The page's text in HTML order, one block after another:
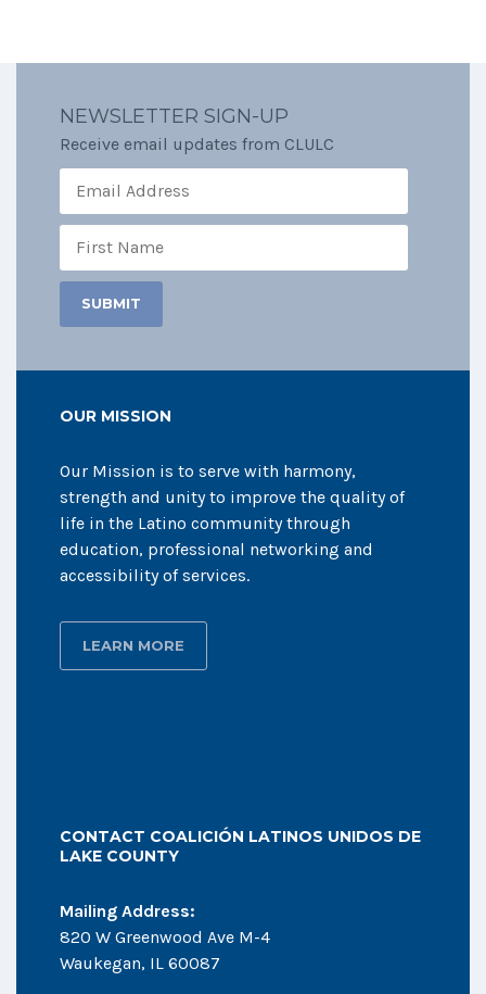
NEWSLETTER SIGN-UP
Receive email updates from CLULC
OUR MISSION
Our Mission is to serve with harmony,
strength and unity to improve the quality of
life in the Latino community through
education, professional networking and
accessibility of services.
LEARN MORE
CONTACT COALICIÓN LATINOS UNIDOS DE
LAKE COUNTY
Mailing Address:
820 W Greenwood Ave M-4
Waukegan, IL 60087